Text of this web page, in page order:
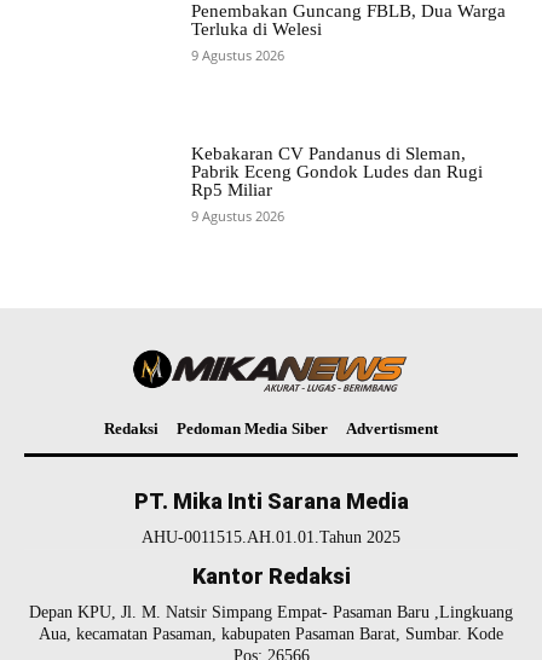
Penembakan Guncang FBLB, Dua Warga
Terluka di Welesi
9 Agustus 2026
Kebakaran CV Pandanus di Sleman,
Pabrik Eceng Gondok Ludes dan Rugi
Rp5 Miliar
9 Agustus 2026
Redaksi Pedoman Media Siber Advertisment
PT. Mika Inti Sarana Media
AHU-0011515.AH.01.01.Tahun 2025
Kantor Redaksi
Depan KPU, Jl. M. Natsir Simpang Empat- Pasaman Baru ,Lingkuang
Aua, kecamatan Pasaman, kabupaten Pasaman Barat, Sumbar. Kode
Pos: 26566